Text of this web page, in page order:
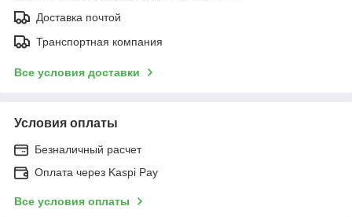
Доставка почтой
Транспортная компания
Все условия доставки
Условия оплаты
Безналичный расчет
Оплата через Kaspi Pay
Все условия оплаты